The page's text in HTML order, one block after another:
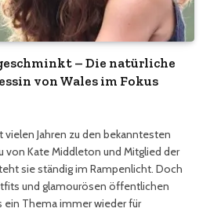
– Die natürliche
von Wales im Fokus
Jahren zu den bekanntesten
von Kate Middleton und Mitglied der
sie ständig im Rampenlicht. Doch
und glamourösen öffentlichen
Thema immer wieder für